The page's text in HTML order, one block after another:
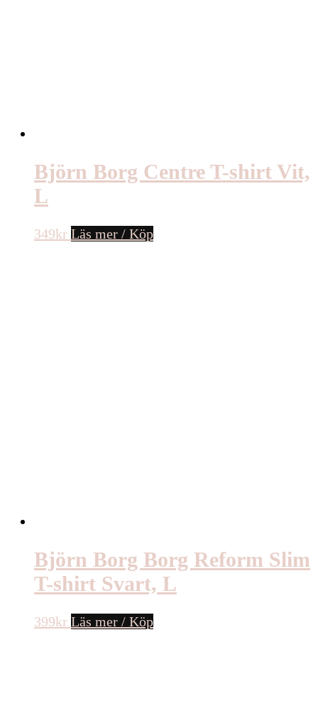
Björn Borg Centre T-shirt Vit,
L
349kr Läs mer / Köp
Björn Borg Borg Reform Slim
T-shirt Svart, L
399kr Läs mer / Köp